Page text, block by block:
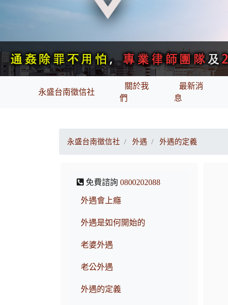
永盛台南徵信社
關於我
們
最新消
息
永盛台南徵信社 外遇 外遇的定義
免費諮詢 0800202088
外遇會上癮
外遇是如何開始的
老婆外遇
老公外遇
外遇的定義